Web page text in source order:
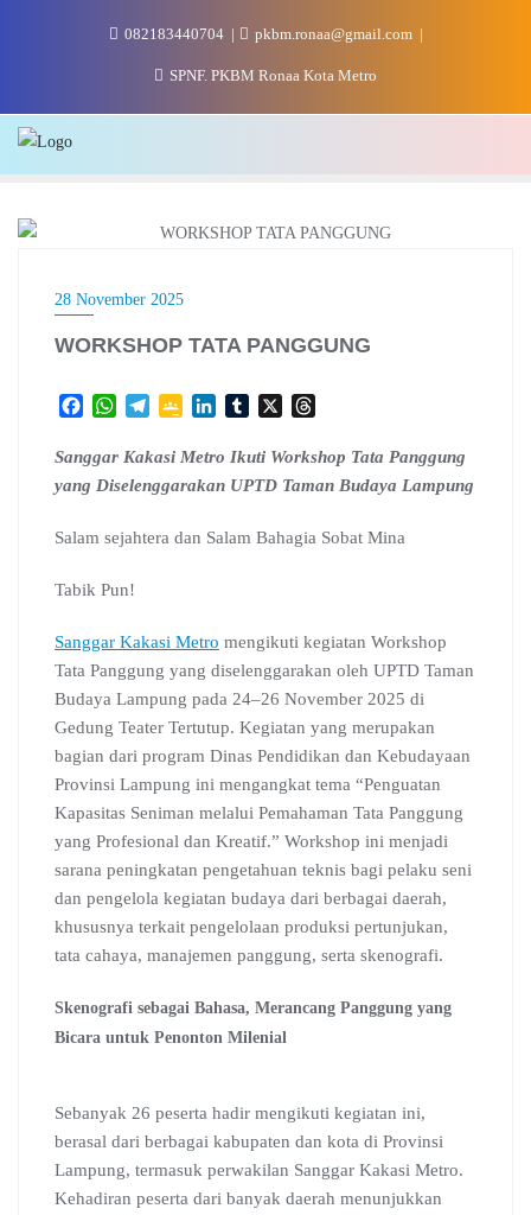
082183440704 pkbm.ronaa@gmail.com
SPNF. PKBM Ronaa Kota Metro
28 November 2025
WORKSHOP TATA PANGGUNG
c
b
o
W
a
p
l
g
a
G
o
C
s
r
o
m
n
I
m
b
X
r
s
Sanggar Kakasi Metro Ikuti Workshop Tata Panggung
yang Diselenggarakan UPTD Taman Budaya Lampung
Salam sejahtera dan Salam Bahagia Sobat Mina
Tabik Pun!
Sanggar Kakasi Metro mengikuti kegiatan Workshop
Tata Panggung yang diselenggarakan oleh UPTD Taman
Budaya Lampung pada 24–26 November 2025 di
Gedung Teater Tertutup. Kegiatan yang merupakan
bagian dari program Dinas Pendidikan dan Kebudayaan
Provinsi Lampung ini mengangkat tema “Penguatan
Kapasitas Seniman melalui Pemahaman Tata Panggung
yang Profesional dan Kreatif.” Workshop ini menjadi
sarana peningkatan pengetahuan teknis bagi pelaku seni
dan pengelola kegiatan budaya dari berbagai daerah,
khususnya terkait pengelolaan produksi pertunjukan,
tata cahaya, manajemen panggung, serta skenografi.
Skenografi sebagai Bahasa, Merancang Panggung yang
Bicara untuk Penonton Milenial
Sebanyak 26 peserta hadir mengikuti kegiatan ini,
berasal dari berbagai kabupaten dan kota di Provinsi
Lampung, termasuk perwakilan Sanggar Kakasi Metro.
Kehadiran peserta dari banyak daerah menunjukkan